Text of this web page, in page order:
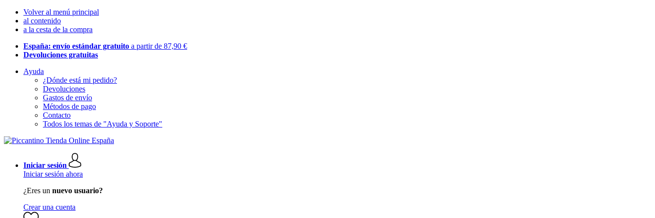
Volver al menú principal
al contenido
a la cesta de la compra
España: envío estándar gratuito a partir de 87,90 €
Devoluciones gratuitas
Ayuda
¿Dónde está mi pedido?
Devoluciones
Gastos de envío
Métodos de pago
Contacto
Todos los temas de "Ayuda y Soporte"
Iniciar sesión
Iniciar sesión ahora
¿Eres un nuevo usuario?
Crear una cuenta